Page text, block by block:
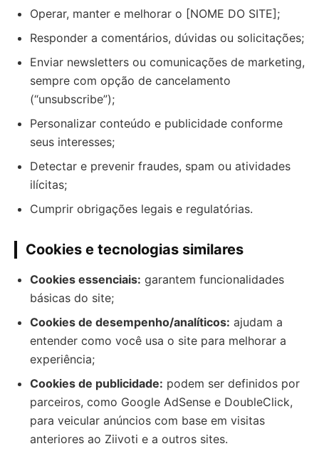
Operar, manter e melhorar o [NOME DO SITE];
Responder a comentários, dúvidas ou solicitações;
Enviar newsletters ou comunicações de marketing,
sempre com opção de cancelamento
(“unsubscribe”);
Personalizar conteúdo e publicidade conforme
seus interesses;
Detectar e prevenir fraudes, spam ou atividades
ilícitas;
Cumprir obrigações legais e regulatórias.
Cookies e tecnologias similares
Cookies essenciais: garantem funcionalidades
básicas do site;
Cookies de desempenho/analíticos: ajudam a
entender como você usa o site para melhorar a
experiência;
Cookies de publicidade: podem ser definidos por
parceiros, como Google AdSense e DoubleClick,
para veicular anúncios com base em visitas
anteriores ao Ziivoti e a outros sites.